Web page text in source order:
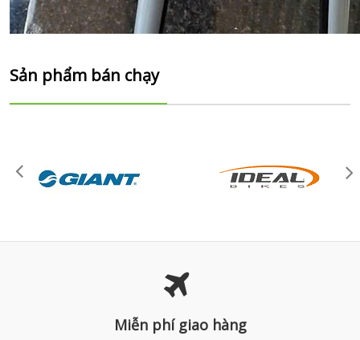
Sản phẩm bán chạy
Miễn phí giao hàng